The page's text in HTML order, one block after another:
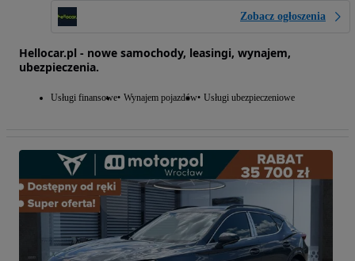
Zobacz ogłoszenia
Hellocar.pl - nowe samochody, leasingi, wynajem,
ubezpieczenia.
Usługi finansowe Wynajem pojazdów Usługi ubezpieczeniowe